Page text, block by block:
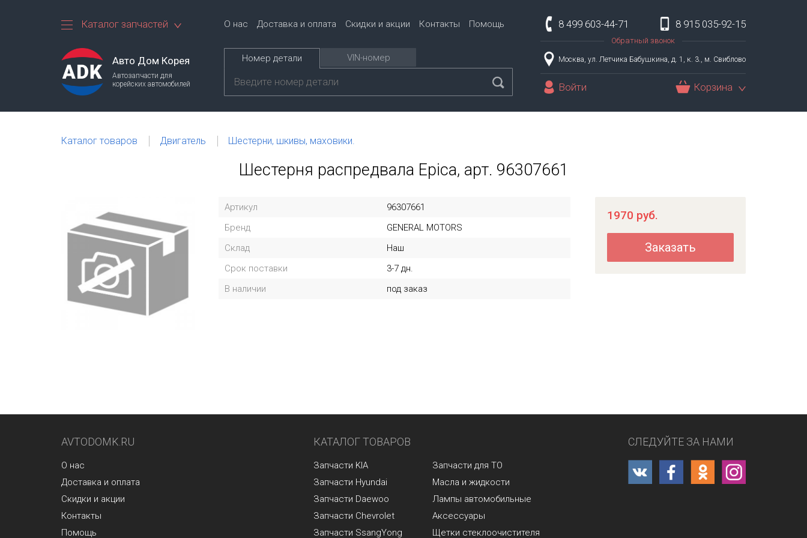
8 499 603-44-71 8 915 035-92-15
Обратный звонок
Москва, ул. Летчика Бабушкина, д. 1, к. 3., м. Свиблово
Войти Корзина
Каталог запчастей О нас Доставка и оплата Скидки и акции Контакты Помощь
Авто Дом Корея
Автозапчасти для
корейских автомобилей
Номер детали VIN-номер
Каталог товаров Двигатель Шестерни, шкивы, маховики.
Шестерня распредвала Epica, арт. 96307661
Артикул
96307661
Бренд
GENERAL MOTORS
Склад
Наш
Срок поставки
3-7 дн.
В наличии
под заказ
1970 руб.
Заказать
AVTODOMK.RU
О нас
Доставка и оплата
Скидки и акции
Контакты
Помощь
КАТАЛОГ ТОВАРОВ
Запчасти KIA
Запчасти Hyundai
Запчасти Daewoo
Запчасти Chevrolet
Запчасти SsangYong
Запчасти для ТО
Масла и жидкости
Лампы автомобильные
Аксессуары
Щетки стеклоочистителя
СЛЕДУЙТЕ ЗА НАМИ